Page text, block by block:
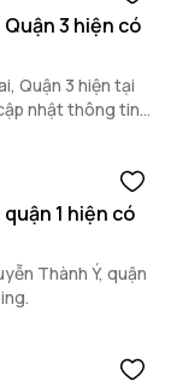
3 hiện có
Quận 3 hiện tại
nhật thông tin
1 hiện có
Thành Ý, quận